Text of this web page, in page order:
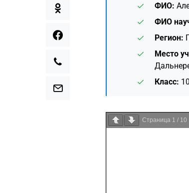
ФИО:
ФИО
Регион:
Место
Класс: 10
Страница 1 / 10